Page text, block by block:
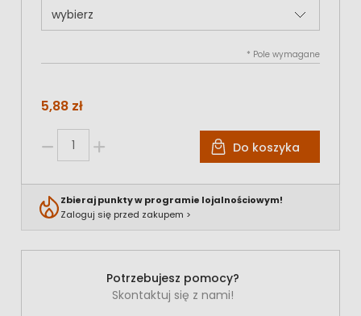
* Pole wymagane
5,88 zł
Do koszyka
Zbieraj punkty w programie lojalnościowym!
Zaloguj się przed zakupem >
Potrzebujesz pomocy?
Skontaktuj się z nami!